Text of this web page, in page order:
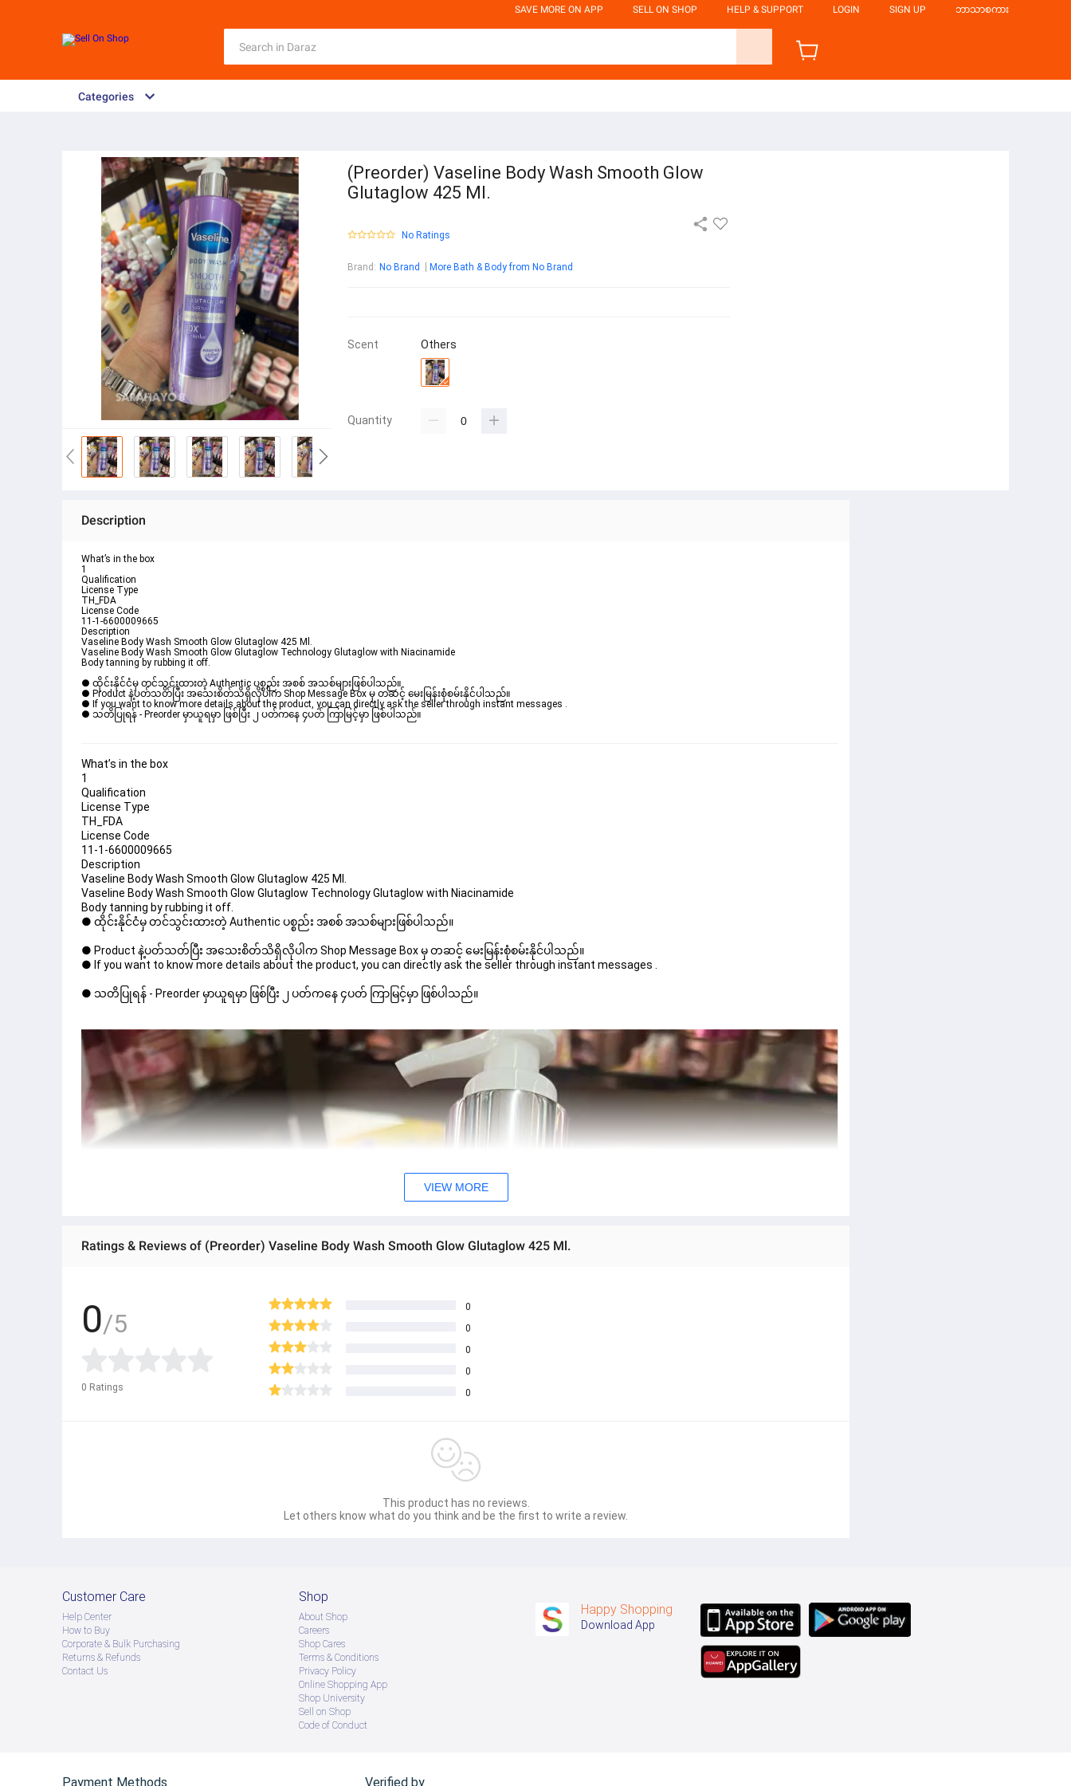
SAVE MORE ON APP SELL ON SHOP HELP & SUPPORT LOGIN SIGN UP ဘာသာစကား
Categories
(Preorder) Vaseline Body Wash Smooth Glow
Glutaglow 425 Ml.
No Ratings
Brand : No Brand More Bath & Body from No Brand
Scent Others
Quantity
Description
What’s in the box
1
Qualification
License Type
TH_FDA
License Code
11-1-6600009665
Description
Vaseline Body Wash Smooth Glow Glutaglow 425 Ml.
Vaseline Body Wash Smooth Glow Glutaglow Technology Glutaglow with Niacinamide
Body tanning by rubbing it off.
● ထိုင်းနိုင်ငံမှ တင်သွင်းထားတဲ့ Authentic ပစ္စည်း အစစ် အသစ်များဖြစ်ပါသည်။
● Product နဲ့ပတ်သတ်ပြီး အသေးစိတ်သိရှိလိုပါက Shop Message Box မှ တဆင့် မေးမြန်းစုံစမ်းနိုင်ပါသည်။
● If you want to know more details about the product, you can directly ask the seller through instant messages .
● သတိပြုရန် - Preorder မှာယူရမှာ ဖြစ်ပြီး ၂ ပတ်ကနေ ၄ပတ် ကြာမြင့်မှာ ဖြစ်ပါသည်။
What’s in the box
1
Qualification
License Type
TH_FDA
License Code
11-1-6600009665
Description
Vaseline Body Wash Smooth Glow Glutaglow 425 Ml.
Vaseline Body Wash Smooth Glow Glutaglow Technology Glutaglow with Niacinamide
Body tanning by rubbing it off.
● ထိုင်းနိုင်ငံမှ တင်သွင်းထားတဲ့ Authentic ပစ္စည်း အစစ် အသစ်များဖြစ်ပါသည်။
● Product နဲ့ပတ်သတ်ပြီး အသေးစိတ်သိရှိလိုပါက Shop Message Box မှ တဆင့် မေးမြန်းစုံစမ်းနိုင်ပါသည်။
● If you want to know more details about the product, you can directly ask the seller through instant messages .
● သတိပြုရန် - Preorder မှာယူရမှာ ဖြစ်ပြီး ၂ ပတ်ကနေ ၄ပတ် ကြာမြင့်မှာ ဖြစ်ပါသည်။
VIEW MORE
Ratings & Reviews of (Preorder) Vaseline Body Wash Smooth Glow Glutaglow 425 Ml.
0/5
0 Ratings
0
0
0
0
0
This product has no reviews.
Let others know what do you think and be the first to write a review.
Customer Care
Help Center
How to Buy
Corporate & Bulk Purchasing
Returns & Refunds
Contact Us
Shop
About Shop
Careers
Shop Cares
Terms & Conditions
Privacy Policy
Online Shopping App
Shop University
Sell on Shop
Code of Conduct
Happy Shopping
Download App
Payment Methods Verified by